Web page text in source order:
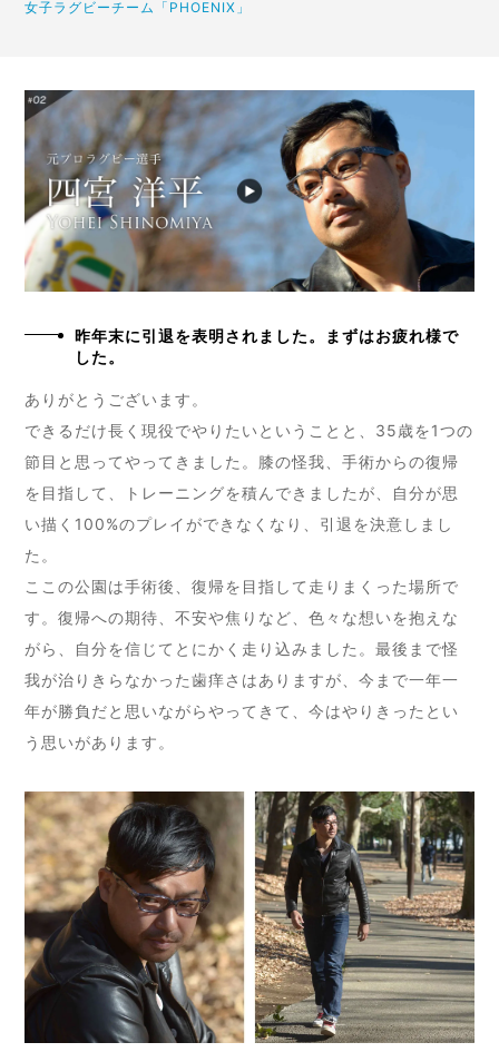
女子ラグビーチーム「PHOENIX」
昨年末に引退を表明されました。まずはお疲れ様で
した。
ありがとうございます。
できるだけ長く現役でやりたいということと、35歳を1つの
節目と思ってやってきました。膝の怪我、手術からの復帰
を目指して、トレーニングを積んできましたが、自分が思
い描く100%のプレイができなくなり、引退を決意しまし
た。
ここの公園は手術後、復帰を目指して走りまくった場所で
す。復帰への期待、不安や焦りなど、色々な想いを抱えな
がら、自分を信じてとにかく走り込みました。最後まで怪
我が治りきらなかった歯痒さはありますが、今まで一年一
年が勝負だと思いながらやってきて、今はやりきったとい
う思いがあります。